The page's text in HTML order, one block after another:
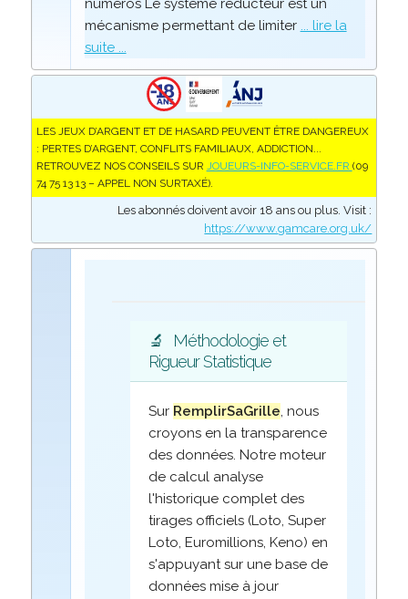
numéros Le système réducteur est un
mécanisme permettant de limiter ... lire la
suite ...
LES JEUX D’ARGENT ET DE HASARD PEUVENT ÊTRE DANGEREUX
: PERTES D’ARGENT, CONFLITS FAMILIAUX, ADDICTION...
RETROUVEZ NOS CONSEILS SUR JOUEURS-INFO-SERVICE.FR (09
74 75 13 13 – APPEL NON SURTAXÉ).
Les abonnés doivent avoir 18 ans ou plus. Visit :
https://www.gamcare.org.uk/
🔬
Méthodologie et
Rigueur Statistique
Sur RemplirSaGrille, nous
croyons en la transparence
des données. Notre moteur
de calcul analyse
l'historique complet des
tirages officiels (Loto, Super
Loto, Euromillions, Keno) en
s'appuyant sur une base de
données mise à jour